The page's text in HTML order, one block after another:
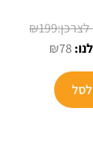
₪199
₪78 המחיר